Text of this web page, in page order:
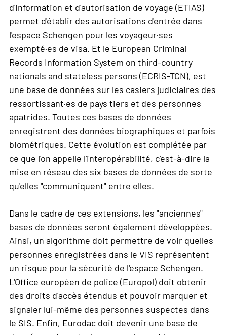
d'information et d'autorisation de voyage (ETIAS)
permet d'établir des autorisations d'entrée dans
l'espace Schengen pour les voyageur·ses
exempté·es de visa. Et le European Criminal
Records Information System on third-country
nationals and stateless persons (ECRIS-TCN), est
une base de données sur les casiers judiciaires des
ressortissant·es de pays tiers et des personnes
apatrides. Toutes ces bases de données
enregistrent des données biographiques et parfois
biométriques. Cette évolution est complétée par
ce que l'on appelle l'interopérabilité, c'est-à-dire la
mise en réseau des six bases de données de sorte
qu'elles "communiquent" entre elles.
Dans le cadre de ces extensions, les "anciennes"
bases de données seront également développées.
Ainsi, un algorithme doit permettre de voir quelles
personnes enregistrées dans le VIS représentent
un risque pour la sécurité de l'espace Schengen.
L'Office européen de police (Europol) doit obtenir
des droits d'accès étendus et pouvoir marquer et
signaler lui-même des personnes suspectes dans
le SIS. Enfin, Eurodac doit devenir une base de